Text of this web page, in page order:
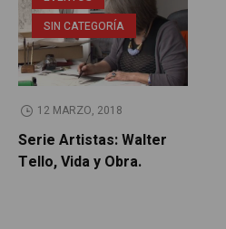
SIN CATEGORÍA
12 MARZO, 2018
Serie Artistas: Walter
Tello, Vida y Obra.